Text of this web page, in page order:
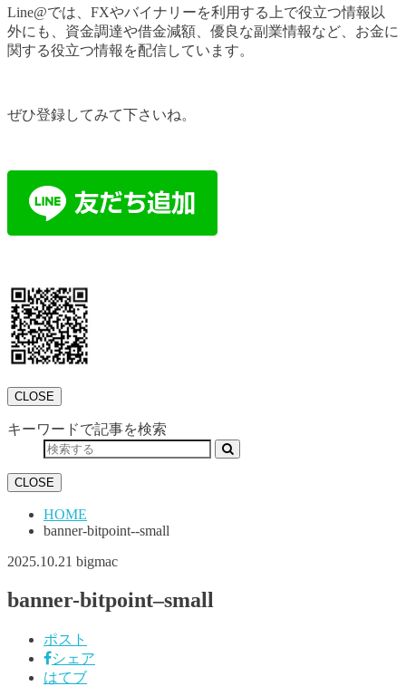
Line@では、FXやバイナリーを利用する上で役立つ情報以
外にも、資金調達や借金減額、優良な副業情報など、お金に
関する役立つ情報を配信しています。
ぜひ登録してみて下さいね。
CLOSE
キーワードで記事を検索
CLOSE
HOME
banner-bitpoint--small
2025.10.21 bigmac
banner-bitpoint–small
ポスト
シェア
はてブ